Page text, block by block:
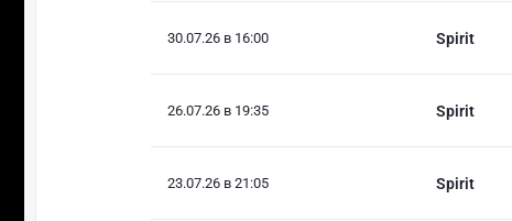
30.07.26 в 16:00 Spirit
26.07.26 в 19:35 Spirit
23.07.26 в 21:05 Spirit